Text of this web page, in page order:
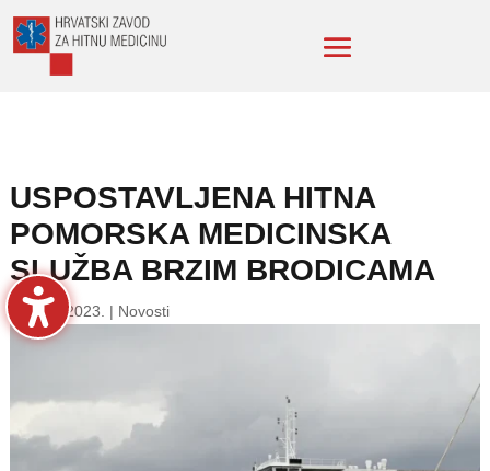
USPOSTAVLJENA HITNA
POMORSKA MEDICINSKA
SLUŽBA BRZIM BRODICAMA
15. stu. 2023. | Novosti